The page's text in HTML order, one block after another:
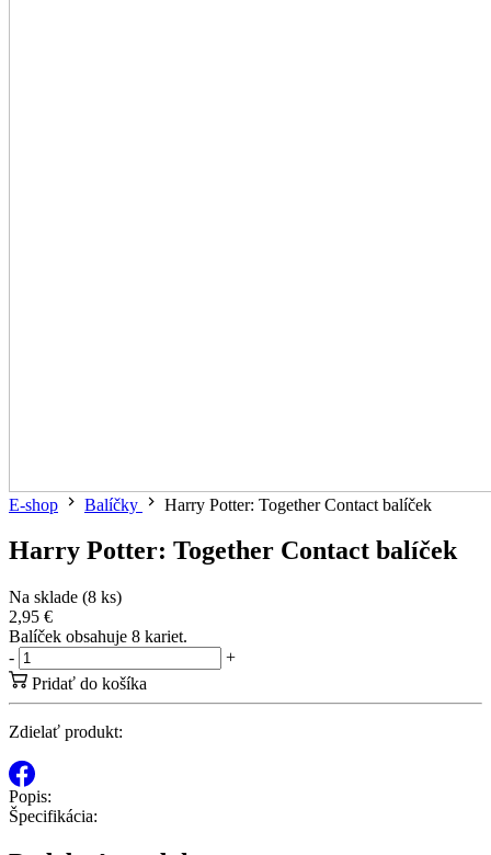
E-shop Balíčky Harry Potter: Together Contact balíček
Harry Potter: Together Contact balíček
Na sklade (8 ks)
2,95 €
Balíček obsahuje 8 kariet.
-
+
Pridať do košíka
Zdielať produkt:
Popis:
Špecifikácia: